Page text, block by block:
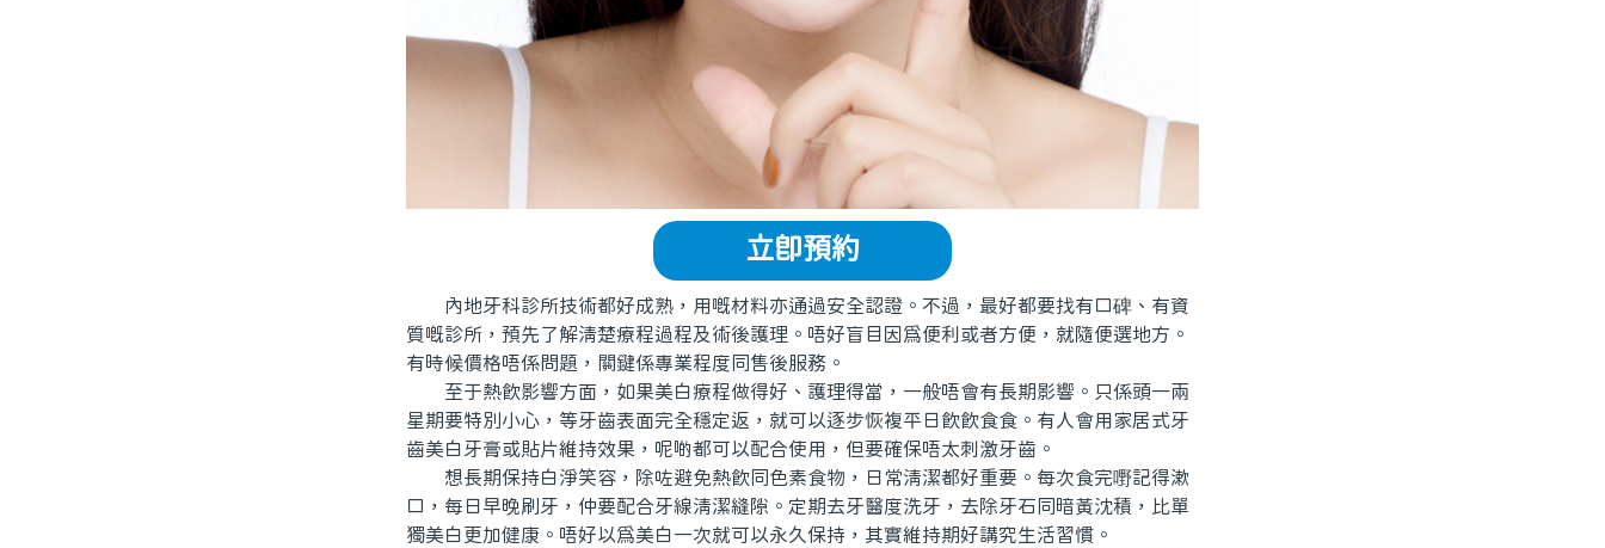
立即預約
內地牙科診所技術都好成熟，用嘅材料亦通過安全認證。不過，最好都要找有口碑、有資
質嘅診所，預先了解清楚療程過程及術後護理。唔好盲目因爲便利或者方便，就隨便選地方。
有時候價格唔係問題，關鍵係專業程度同售後服務。
至于熱飲影響方面，如果美白療程做得好、護理得當，一般唔會有長期影響。只係頭一兩
星期要特別小心，等牙齒表面完全穩定返，就可以逐步恢複平日飲飲食食。有人會用家居式牙
齒美白牙膏或貼片維持效果，呢啲都可以配合使用，但要確保唔太刺激牙齒。
想長期保持白淨笑容，除咗避免熱飲同色素食物，日常清潔都好重要。每次食完嘢記得漱
口，每日早晚刷牙，仲要配合牙線清潔縫隙。定期去牙醫度洗牙，去除牙石同暗黃沈積，比單
獨美白更加健康。唔好以爲美白一次就可以永久保持，其實維持期好講究生活習慣。